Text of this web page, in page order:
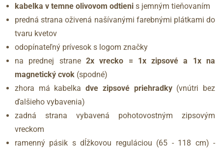
kabelka v temne olivovom odtieni s jemným tieňovaním
predná strana oživená našívanými farebnými plátkami do
tvaru kvetov
odopínateľný prívesok s logom značky
na prednej strane2x vrecko = 1x zipsové a 1x na
magnetický cvok (spodné)
zhora má kabelkadve zipsové priehradky(vnútri bez
ďalšieho vybavenia)
zadná strana vybavená pohotovostným zipsovým
vreckom
ramenný pásik s dĺžkovou reguláciou (65 - 118 cm) -